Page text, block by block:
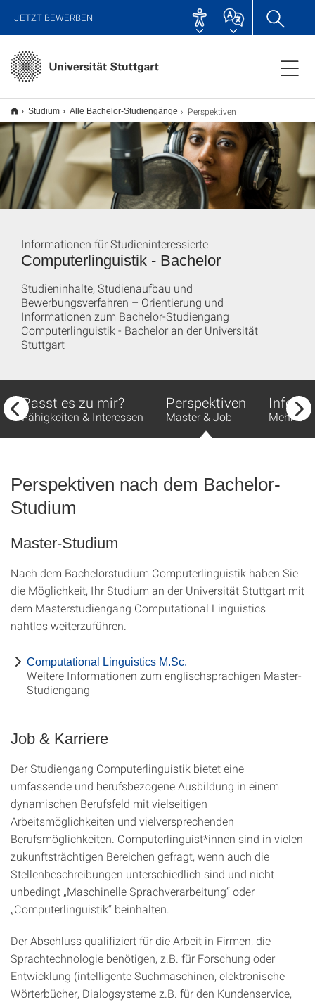
JETZT BEWERBEN
Studium Alle Bachelor-Studiengänge Perspektiven
Computerlinguistik - Bachelor
Informationen für Studieninteressierte
Studieninhalte, Studienaufbau und
Bewerbungsverfahren – Orientierung und
Informationen zum Bachelor-Studiengang
Computerlinguistik - Bachelor an der Universität
Stuttgart
Passt es zu mir?
Fähigkeiten & Interessen
Perspektiven
Master & Job
Info-
Mehr
Perspektiven nach dem Bachelor-
Studium
Master-Studium
Nach dem Bachelorstudium Computerlinguistik haben Sie
die Möglichkeit, Ihr Studium an der Universität Stuttgart mit
dem Masterstudiengang Computational Linguistics
nahtlos weiterzuführen.
Computational Linguistics M.Sc.
Weitere Informationen zum englischsprachigen Master-
Studiengang
Job & Karriere
Der Studiengang Computerlinguistik bietet eine
umfassende und berufsbezogene Ausbildung in einem
dynamischen Berufsfeld mit vielseitigen
Arbeitsmöglichkeiten und vielversprechenden
Berufsmöglichkeiten. Computerlinguist*innen sind in vielen
zukunftsträchtigen Bereichen gefragt, wenn auch die
Stellenbeschreibungen unterschiedlich sind und nicht
unbedingt „Maschinelle Sprachverarbeitung“ oder
„Computerlinguistik“ beinhalten.
Der Abschluss qualifiziert für die Arbeit in Firmen, die
Sprachtechnologie benötigen, z.B. für Forschung oder
Entwicklung (intelligente Suchmaschinen, elektronische
Wörterbücher, Dialogsysteme z.B. für den Kundenservice,